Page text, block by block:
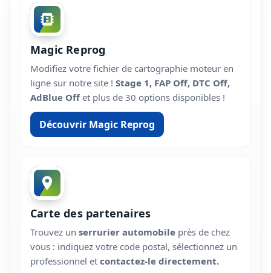
Magic Reprog
Modifiez votre fichier de cartographie moteur en
ligne sur notre site ! Stage 1, FAP Off, DTC Off,
AdBlue Off et plus de 30 options disponibles !
Découvrir Magic Reprog
Carte des partenaires
Trouvez un serrurier automobile près de chez
vous : indiquez votre code postal, sélectionnez un
professionnel et contactez-le directement.